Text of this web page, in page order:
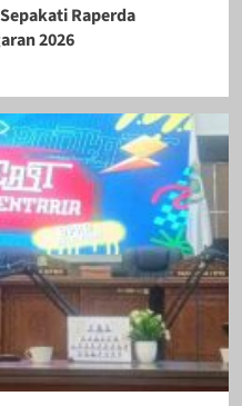
Raperda
2026